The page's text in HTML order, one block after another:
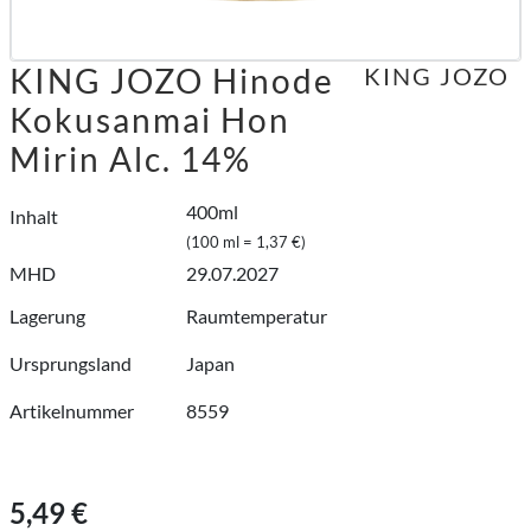
KING JOZO Hinode
Kokusanmai Hon
Mirin Alc. 14%
Inhalt 400ml
(100 ml = 1,37 €)
MHD
29.07.2027
Lagerung
Raumtemperatur
Ursprungsland Japan
Artikelnummer 8559
KING JOZO
5,49 €